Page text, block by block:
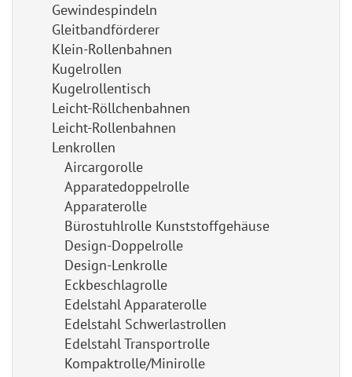
Gewindespindeln
Gleitbandförderer
Klein-Rollenbahnen
Kugelrollen
Kugelrollentisch
Leicht-Röllchenbahnen
Leicht-Rollenbahnen
Lenkrollen
Aircargorolle
Apparatedoppelrolle
Apparaterolle
Bürostuhlrolle Kunststoffgehäuse
Design-Doppelrolle
Design-Lenkrolle
Eckbeschlagrolle
Edelstahl Apparaterolle
Edelstahl Schwerlastrollen
Edelstahl Transportrolle
Kompaktrolle/Minirolle